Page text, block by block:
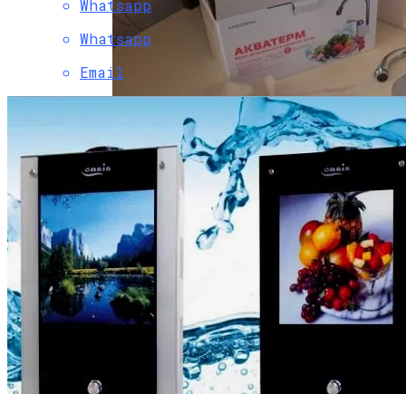
Электрические Проточные
Водонагреватели
Whatsapp
Whatsapp
Email